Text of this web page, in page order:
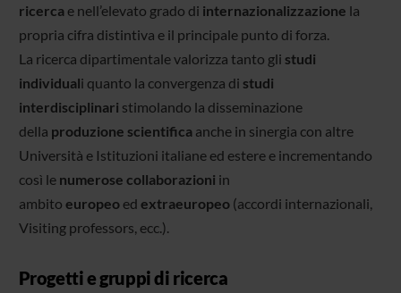
ricercae nell’elevato grado di internazionalizzazione la
propria cifra distintiva e il principale punto di forza.
La ricerca dipartimentale valorizza tanto gli studi
individuali quanto la convergenza di studi
interdisciplinari stimolando la disseminazione
della produzione scientificaanche in sinergia con altre
Università e Istituzioni italiane ed estere e incrementando
così le numerose collaborazioni in
ambito europeoed extraeuropeo(accordi internazionali,
Visiting professors, ecc.).
Progetti e gruppi di ricerca